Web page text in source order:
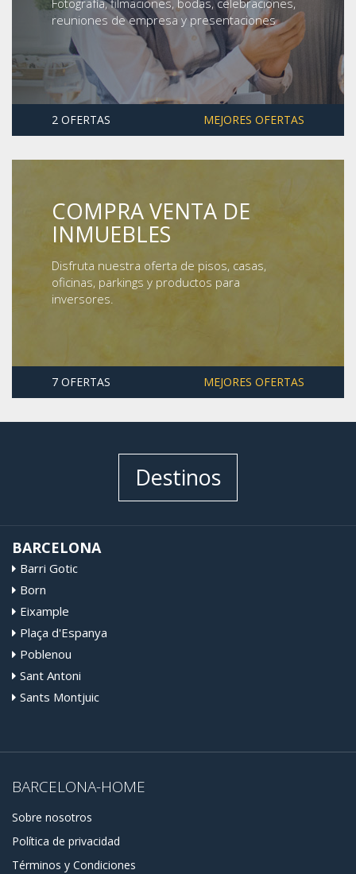
Fotografía, filmaciones, bodas, celebraciones,
reuniones de empresa y presentaciones
2 OFERTAS MEJORES OFERTAS
COMPRA VENTA DE
INMUEBLES
Disfruta nuestra oferta de pisos, casas,
oficinas, parkings y productos para
inversores.
7 OFERTAS MEJORES OFERTAS
Destinos
BARCELONA
Barri Gotic
Born
Eixample
Plaça d'Espanya
Poblenou
Sant Antoni
Sants Montjuic
BARCELONA-HOME
Sobre nosotros
Política de privacidad
Términos y Condiciones